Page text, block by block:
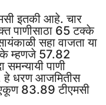
इतकी आहे. चार
पाणीसाठा 65 टक्के
सहा वाजता या
म्हणजे 57.82
पाणी
हे धरण आजमितीस
83.89 टीएमसी